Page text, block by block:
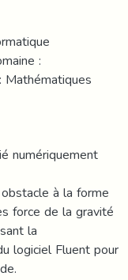
:
numériquement
à la forme
force de la gravité
la
logiciel Fluent pour